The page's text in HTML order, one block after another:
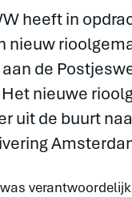
heeft in
nieuw
de
nieuwe
uit de buurt